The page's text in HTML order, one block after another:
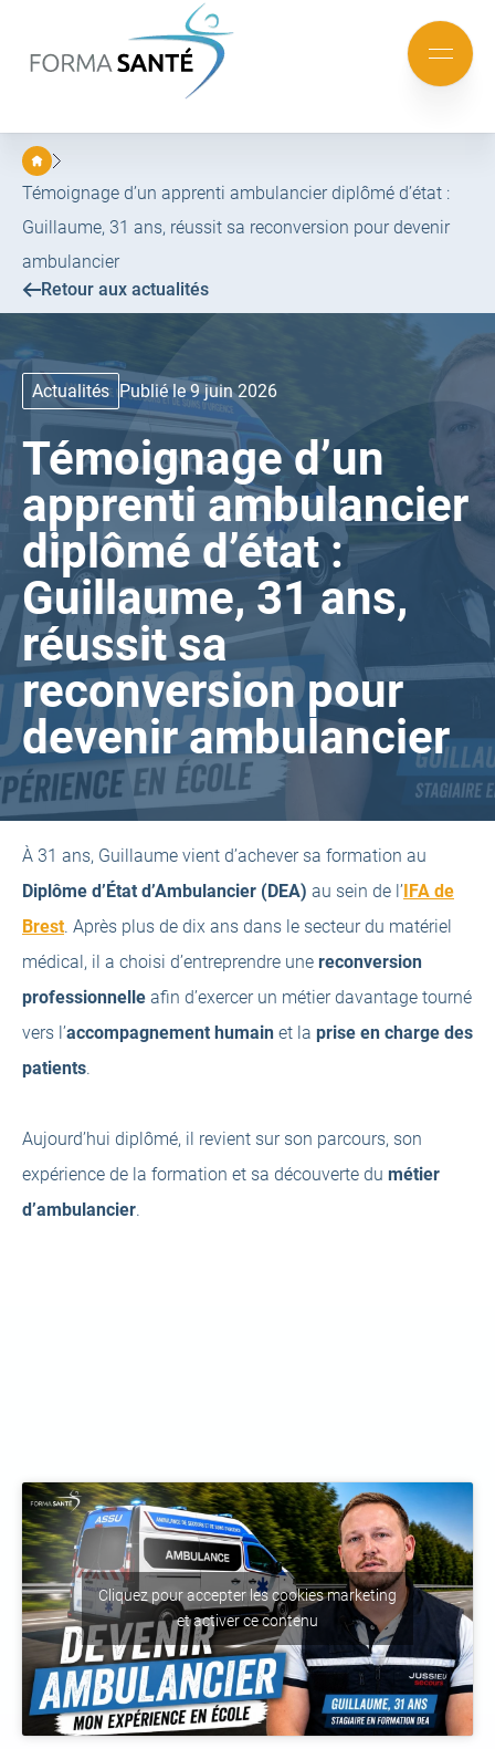
au
menu
au
contenu
Mobile
menu
Témoignage d’un apprenti ambulancier diplômé d’état :
Guillaume, 31 ans, réussit sa reconversion pour devenir
ambulancier
Retour aux actualités
Actualités Publié le 9 juin 2026
Témoignage d’un
apprenti ambulancier
diplômé d’état :
Guillaume, 31 ans,
réussit sa
reconversion pour
devenir ambulancier
À 31 ans, Guillaume vient d’achever sa formation au
Diplôme d’État d’Ambulancier (DEA) au sein de l’IFA de
Brest(open
a
new
tab)
. Après plus de dix ans dans le secteur du matériel
médical, il a choisi d’entreprendre une reconversion
professionnelle afin d’exercer un métier davantage tourné
vers l’accompagnement humain et la prise en charge des
patients.
Aujourd’hui diplômé, il revient sur son parcours, son
expérience de la formation et sa découverte du métier
d’ambulancier.
Cliquez pour accepter les cookies marketing
et activer ce contenu